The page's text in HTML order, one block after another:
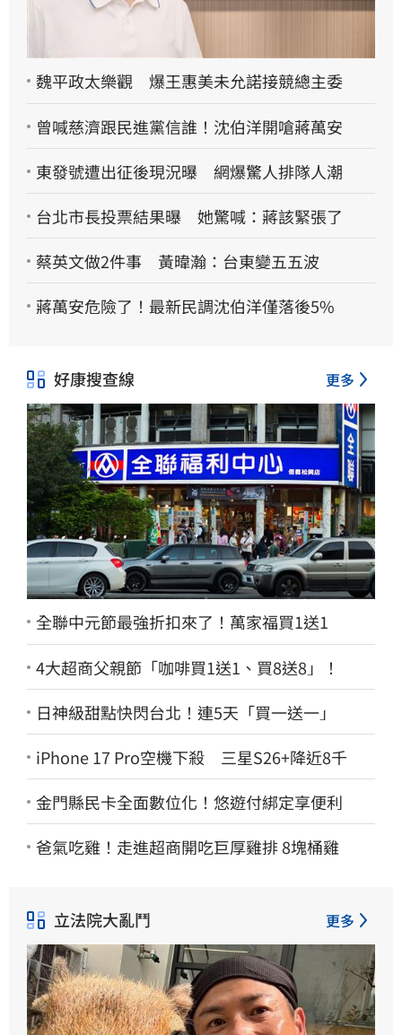
魏平政太樂觀 爆王惠美未允諾接競總主委
曾喊慈濟跟民進黨信誰！沈伯洋開嗆蔣萬安
東發號遭出征後現況曝 網爆驚人排隊人潮
台北市長投票結果曝 她驚喊：蔣該緊張了
蔡英文做2件事 黃暐瀚：台東變五五波
蔣萬安危險了！最新民調沈伯洋僅落後5%
好康搜查線 更多
全聯中元節最強折扣來了！萬家福買1送1
4大超商父親節「咖啡買1送1、買8送8」！
日神級甜點快閃台北！連5天「買一送一」
iPhone 17 Pro空機下殺 三星S26+降近8千
金門縣民卡全面數位化！悠遊付綁定享便利
爸氣吃雞！走進超商開吃巨厚雞排 8塊桶雞
立法院大亂鬥 更多